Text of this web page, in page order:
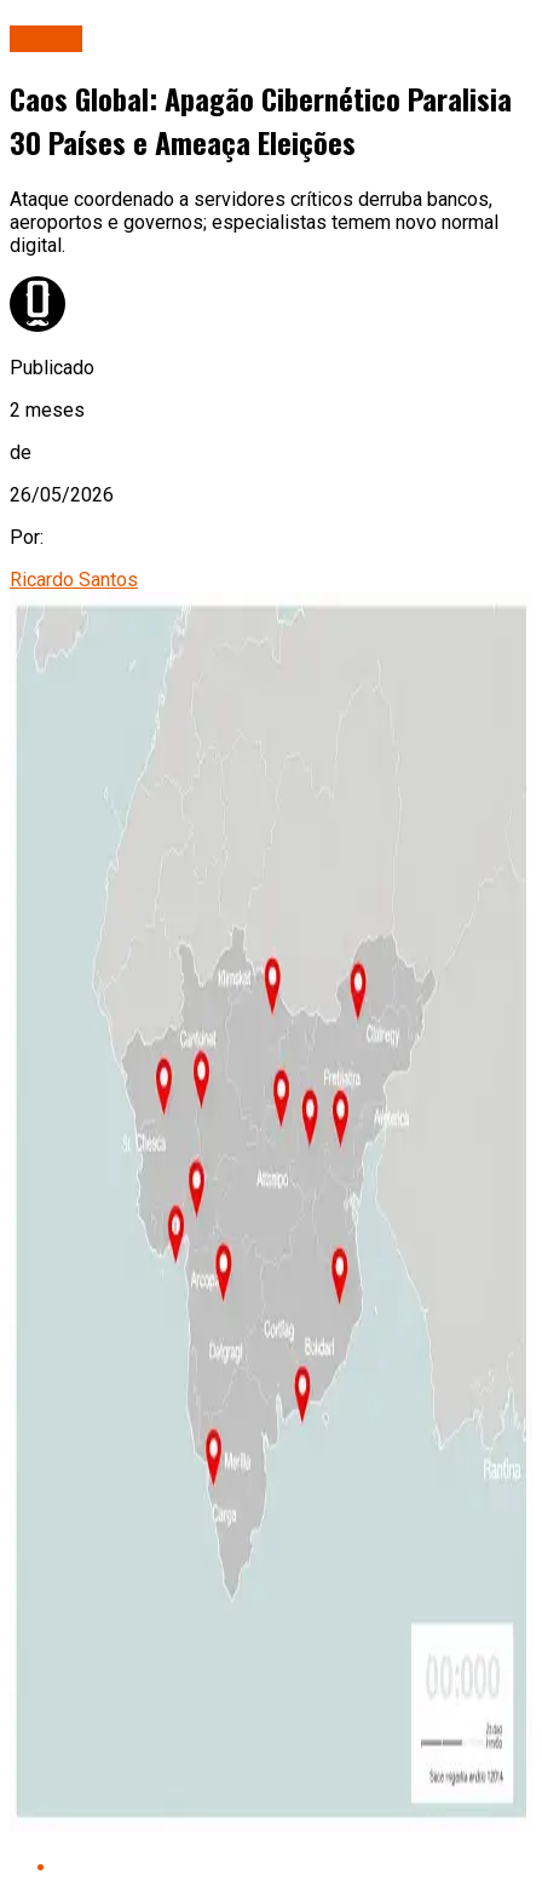
Caos Global: Apagão Cibernético Paralisia
30 Países e Ameaça Eleições
Ataque coordenado a servidores críticos derruba bancos,
aeroportos e governos; especialistas temem novo normal
digital.
Publicado
2 meses
de
26/05/2026
Por:
Ricardo Santos